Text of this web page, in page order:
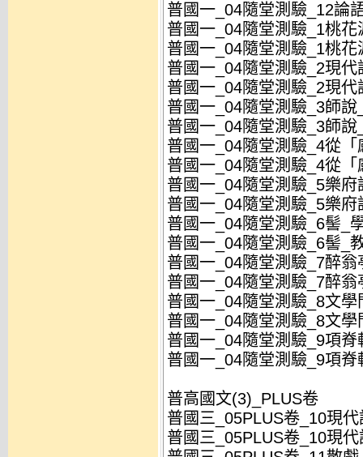
普國一_04隨堂測驗_12論
普國一_04隨堂測驗_1桃
普國一_04隨堂測驗_1桃
普國一_04隨堂測驗_2現
普國一_04隨堂測驗_2現
普國一_04隨堂測驗_3師說
普國一_04隨堂測驗_3師說
普國一_04隨堂測驗_4從
普國一_04隨堂測驗_4從
普國一_04隨堂測驗_5樂
普國一_04隨堂測驗_5樂
普國一_04隨堂測驗_6髻_
普國一_04隨堂測驗_6髻_
普國一_04隨堂測驗_7醉
普國一_04隨堂測驗_7醉
普國一_04隨堂測驗_8文
普國一_04隨堂測驗_8文
普國一_04隨堂測驗_9項
普國一_04隨堂測驗_9項
普高國文(3)_PLUS卷
普國三_05PLUS卷_10現
普國三_05PLUS卷_10現